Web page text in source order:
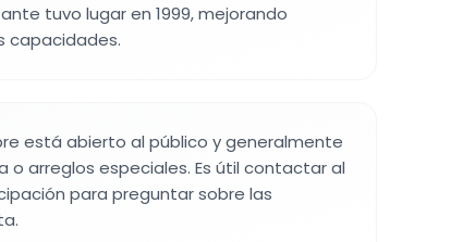
tuvo lugar en 1999, mejorando
capacidades.
está abierto al público y generalmente
o arreglos especiales. Es útil contactar al
para preguntar sobre las